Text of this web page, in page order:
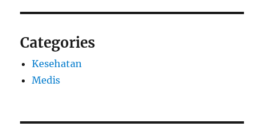
Categories
Kesehatan
Medis